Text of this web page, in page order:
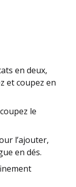
en deux,
et coupez en
le
l’ajouter,
en dés.